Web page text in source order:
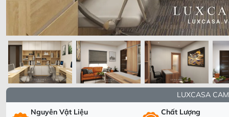
LUXCASA
Nguyên Vật Liệu
Chất Lượng